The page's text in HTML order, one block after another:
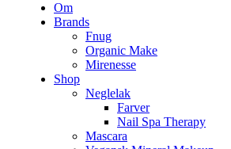
Om
Brands
Fnug
Organic Make
Mirenesse
Shop
Neglelak
Farver
Nail Spa Therapy
Mascara